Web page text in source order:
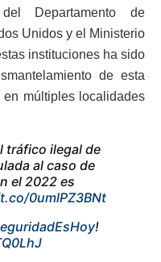
Departamento de
Unidos y el Ministerio
instituciones ha sido
de esta
múltiples localidades
tráfico ilegal de
al caso de
el 2022 es
0umlPZ3BNt
!